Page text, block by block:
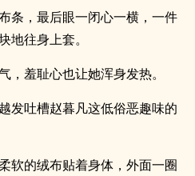
条，最后眼一闭心一横，一件
地往身上套。
，羞耻心也让她浑身发热。
发吐槽赵暮凡这低俗恶趣味的
软的绒布贴着身体，外面一圈